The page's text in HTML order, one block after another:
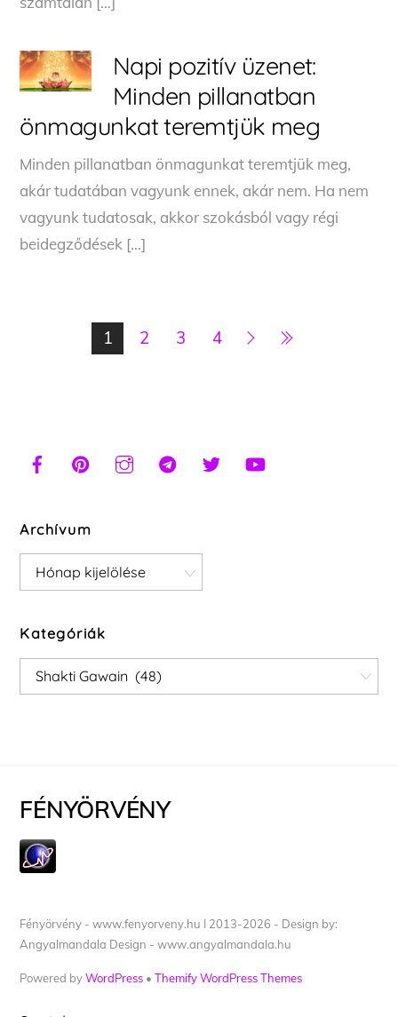
Napi pozitív üzenet:
Minden pillanatban
önmagunkat teremtjük meg
Minden pillanatban önmagunkat teremtjük meg,
akár tudatában vagyunk ennek, akár nem. Ha nem
vagyunk tudatosak, akkor szokásból vagy régi
beidegződések […]
1 2 3 4
Archívum
Archívum
Kategóriák
Kategóriák
FÉNYÖRVÉNY
Fényörvény - www.fenyorveny.hu I 2013-2026 - Design by:
Angyalmandala Design - www.angyalmandala.hu
Powered byWordPress •Themify WordPress Themes